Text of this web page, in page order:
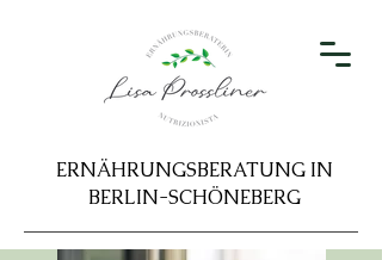
ERNÄHRUNGSBERATUNG IN
BERLIN-SCHÖNEBERG